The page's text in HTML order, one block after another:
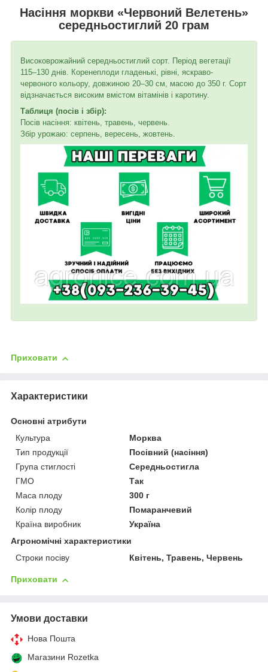
Насіння моркви «Червоний Велетень»
середньостиглий 20 грам
Високоврожайний середньостиглий сорт. Період вегетації
115–130 днів. Коренеплоди гладенькі, рівні, яскраво-
червоного кольору, довжиною 20–30 см, масою до 350 г. Сорт
відзначається високим вмістом вітамінів і каротину.
Таблиця (посів і збір):
Посів насіння: квітень, травень, червень.
Збір урожаю: серпень, вересень, жовтень.
Приховати
Характеристики
Основні атрибути
Культура
Морква
Тип продукції
Посівний (насіння)
Група стиглості
Середньостигла
ГМО
Так
Маса плоду
300 г
Колір плоду
Помаранчевий
Країна виробник
Україна
Агрономічні характеристики
Строки посіву
Квітень, Травень, Червень
Приховати
Умови доставки
Нова Пошта
Магазини Rozetka